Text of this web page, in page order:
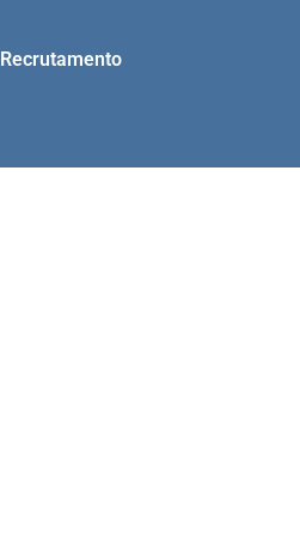
Recrutamento